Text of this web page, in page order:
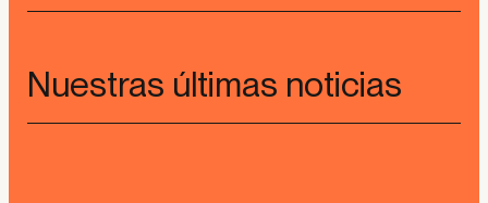
Nuestras últimas noticias